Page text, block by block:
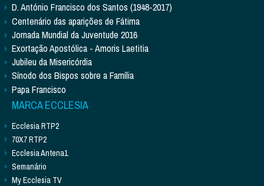
D. António Francisco dos Santos (1948-2017)
Centenário das aparições de Fátima
Jornada Mundial da Juventude 2016
Exortação Apostólica - Amoris Laetitia
Jubileu da Misericórdia
Sínodo dos Bispos sobre a Família
Papa Francisco
MARCA ECCLESIA
Ecclesia RTP2
70X7 RTP2
Ecclesia Antena1
Semanário
My Ecclesia TV